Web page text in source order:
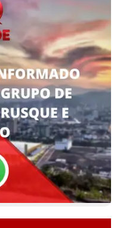
do bairro Steffen
- Morador do bairro
bairro Steffen
bairro Limeira Baixa